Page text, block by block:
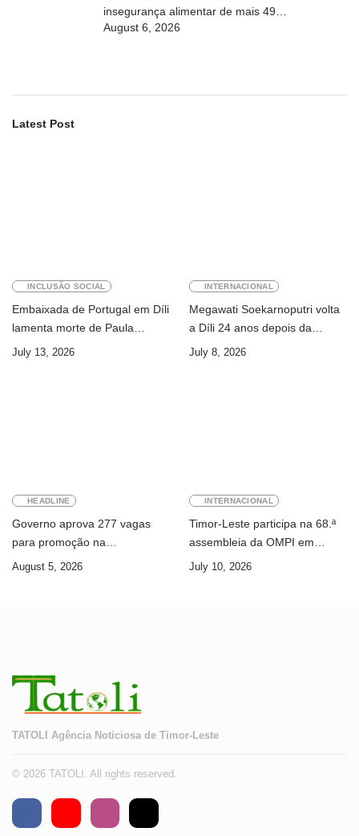
insegurança alimentar de mais 49
milhões de pessoas até 2027
August 6, 2026
Latest Post
INCLUSÃO SOCIAL
Embaixada de Portugal em Díli
lamenta morte de Paula
Ferreira Pinto
July 13, 2026
INTERNACIONAL
Megawati Soekarnoputri volta
a Díli 24 anos depois da
primeira visita
July 8, 2026
HEADLINE
Governo aprova 277 vagas
para promoção na
Administração Pública
August 5, 2026
INTERNACIONAL
Timor-Leste participa na 68.ª
assembleia da OMPI em
Genebra
July 10, 2026
TATOLI Agência Noticiosa de Timor-Leste
© 2026 TATOLI. All rights reserved.